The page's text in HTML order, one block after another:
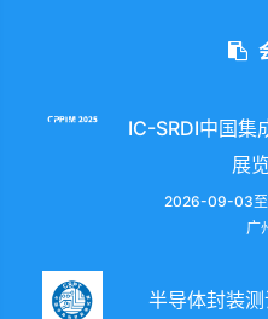
IC-SRDI中国集
展
2026-09-03
广
半导体封装